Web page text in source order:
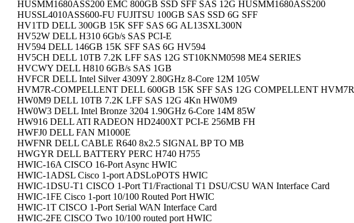
HUSMM1680ASS200 EMC 800GB SSD SFF SAS 12G HUSMM1680ASS200
HUSSL4010ASS600-FU FUJITSU 100GB SAS SSD 6G SFF
HV1TD DELL 300GB 15K SFF SAS 6G AL13SXL300N
HV52W DELL H310 6Gb/s SAS PCI-E
HV594 DELL 146GB 15K SFF SAS 6G HV594
HV5CH DELL 10TB 7.2K LFF SAS 12G ST10KNM0598 ME4 SERIES
HVCWY DELL H810 6GB/s SAS 1GB
HVFCR DELL Intel Silver 4309Y 2.80GHz 8-Core 12M 105W
HVM7R-COMPELLENT DELL 600GB 15K SFF SAS 12G COMPELLENT HVM7R
HW0M9 DELL 10TB 7.2K LFF SAS 12G 4Kn HW0M9
HW0W3 DELL Intel Bronze 3204 1.90GHz 6-Core 14M 85W
HW916 DELL ATI RADEON HD2400XT PCI-E 256MB FH
HWFJ0 DELL FAN M1000E
HWFNR DELL CABLE R640 8x2.5 SIGNAL BP TO MB
HWGYR DELL BATTERY PERC H740 H755
HWIC-16A CISCO 16-Port Async HWIC
HWIC-1ADSL Cisco 1-port ADSLoPOTS HWIC
HWIC-1DSU-T1 CISCO 1-Port T1/Fractional T1 DSU/CSU WAN Interface Card
HWIC-1FE Cisco 1-port 10/100 Routed Port HWIC
HWIC-1T CISCO 1-Port Serial WAN Interface Card
HWIC-2FE CISCO Two 10/100 routed port HWIC